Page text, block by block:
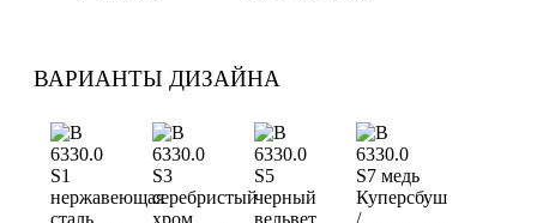
ВАРИАНТЫ ДИЗАЙНА